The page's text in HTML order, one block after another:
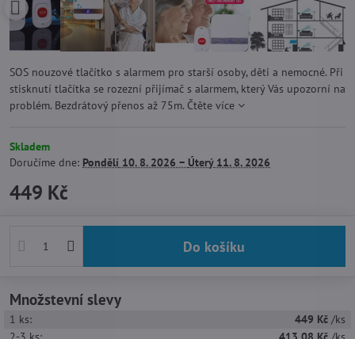
SOS nouzové tlačítko s alarmem pro starší osoby, děti a nemocné. Při
stisknutí tlačítka se rozezní přijímač s alarmem, který Vás upozorní na
problém. Bezdrátový přenos až 75m. Čtěte více
Skladem
Doručíme dne: Pondělí 10. 8. 2026 − Úterý11. 8. 2026
449 Kč
Do košíku
Množstevní slevy
1 ks: 449 Kč /ks